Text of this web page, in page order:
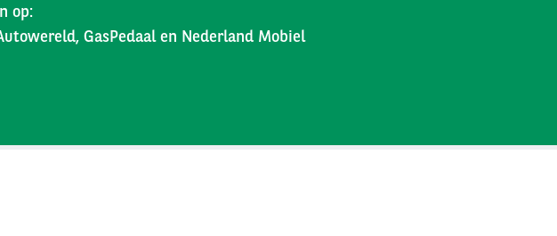
op:
GasPedaal en Nederland Mobiel